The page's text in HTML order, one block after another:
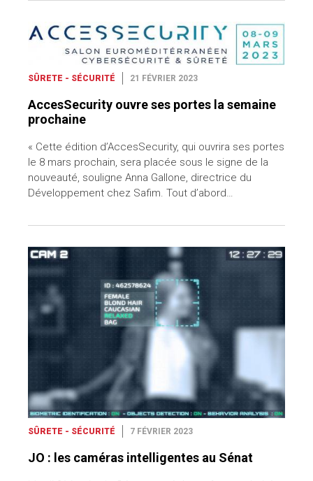
SÛRETE - SÉCURITÉ 21 FÉVRIER 2023
AccesSecurity ouvre ses portes la semaine
prochaine
« Cette édition d’AccesSecurity, qui ouvrira ses portes
le 8 mars prochain, sera placée sous le signe de la
nouveauté, souligne Anna Gallone, directrice du
Développement chez Safim. Tout d’abord…
SÛRETE - SÉCURITÉ 7 FÉVRIER 2023
JO : les caméras intelligentes au Sénat